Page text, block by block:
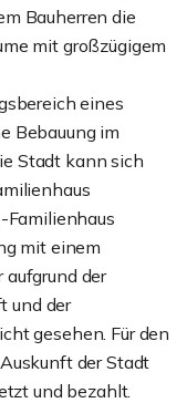
Bauherren die
mit großzügigem
eines
Bebauung im
Stadt kann sich
Familienhaus
mit einem
der
und der
gesehen. Für den
der Stadt
und bezahlt.